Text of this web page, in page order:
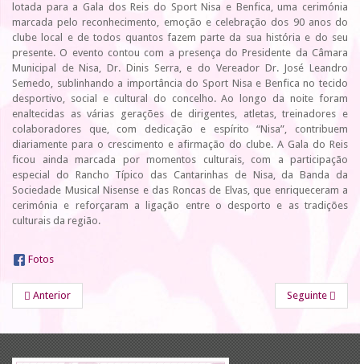
lotada para a Gala dos Reis do Sport Nisa e Benfica, uma cerimónia
marcada pelo reconhecimento, emoção e celebração dos 90 anos do
clube local e de todos quantos fazem parte da sua história e do seu
presente. O evento contou com a presença do Presidente da Câmara
Municipal de Nisa, Dr. Dinis Serra, e do Vereador Dr. José Leandro
Semedo, sublinhando a importância do Sport Nisa e Benfica no tecido
desportivo, social e cultural do concelho. Ao longo da noite foram
enaltecidas as várias gerações de dirigentes, atletas, treinadores e
colaboradores que, com dedicação e espírito “Nisa”, contribuem
diariamente para o crescimento e afirmação do clube. A Gala do Reis
ficou ainda marcada por momentos culturais, com a participação
especial do Rancho Típico das Cantarinhas de Nisa, da Banda da
Sociedade Musical Nisense e das Roncas de Elvas, que enriqueceram a
cerimónia e reforçaram a ligação entre o desporto e as tradições
culturais da região.
Fotos
Anterior Seguinte